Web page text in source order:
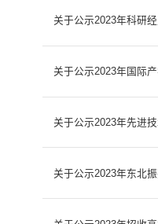
关于公示2023年科研
关于公示2023年国际
关于公示2023年先进
关于公示2023年东北